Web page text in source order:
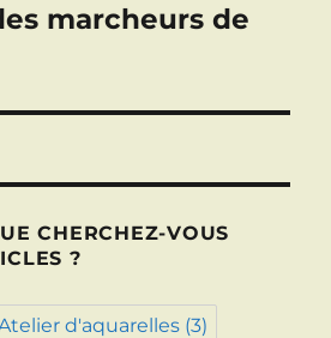
marcheurs de
CHERCHEZ-VOUS
?
d'aquarelles (3)